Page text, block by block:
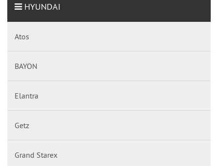
HYUNDAI
Atos
BAYON
Elantra
Getz
Grand Starex